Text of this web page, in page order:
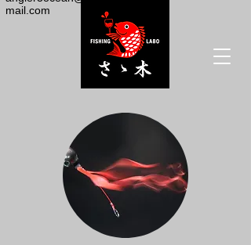
mail.com